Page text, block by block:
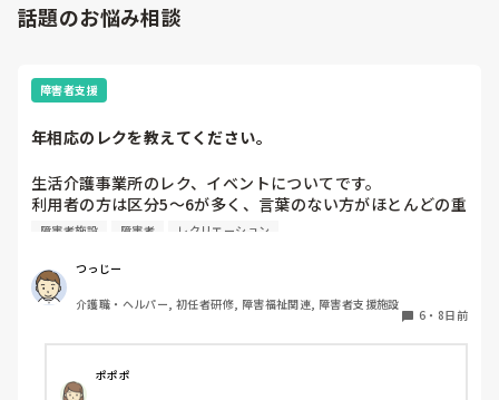
話題のお悩み相談
障害者支援
年相応のレクを教えてください。
生活介護事業所のレク、イベントについてです。
利用者の方は区分5〜6が多く、言葉のない方がほとんどの重
度〜最重度の方々です。
ントになりがちです。
みなさん30代なので、年相応で、なおかつ本人たちが楽しめ
る企画のアイデアはないでしょうか？
障害者施設 障害者 レクリエーション
つっじー
介護職・ヘルパー, 初任者研修, 障害福祉関連, 障害者支援施設
6 ・ 8日前
ポポポ